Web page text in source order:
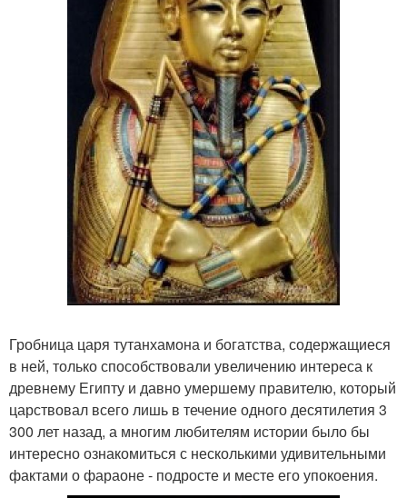
Гробница царя тутанхамона и богатства, содержащиеся
в ней, только способствовали увеличению интереса к
древнему Египту и давно умершему правителю, который
царствовал всего лишь в течение одного десятилетия 3
300 лет назад, а многим любителям истории было бы
интересно ознакомиться с несколькими удивительными
фактами о фараоне - подросте и месте его упокоения.